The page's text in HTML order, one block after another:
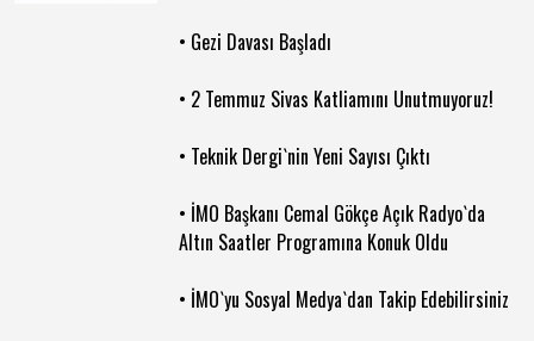
• Gezi Davası Başladı
• 2 Temmuz Sivas Katliamını Unutmuyoruz!
• Teknik Dergi`nin Yeni Sayısı Çıktı
• İMO Başkanı Cemal Gökçe Açık Radyo`da
Altın Saatler Programına Konuk Oldu
• İMO`yu Sosyal Medya`dan Takip Edebilirsiniz